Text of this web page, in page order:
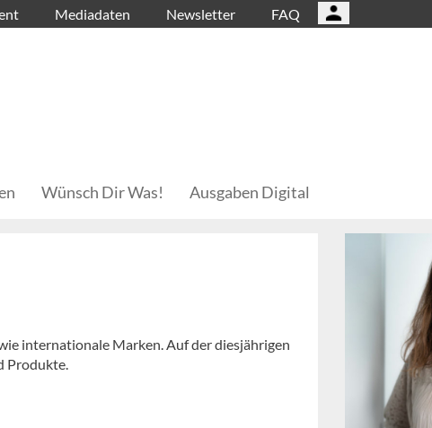
Mediadaten Newsletter FAQ
Wünsch Dir Was! Ausgaben Digital
internationale Marken. Auf der diesjährigen
Produkte.